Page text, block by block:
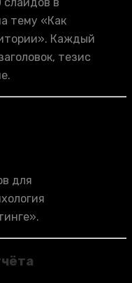
в
тему «Как
Каждый
тезис
для